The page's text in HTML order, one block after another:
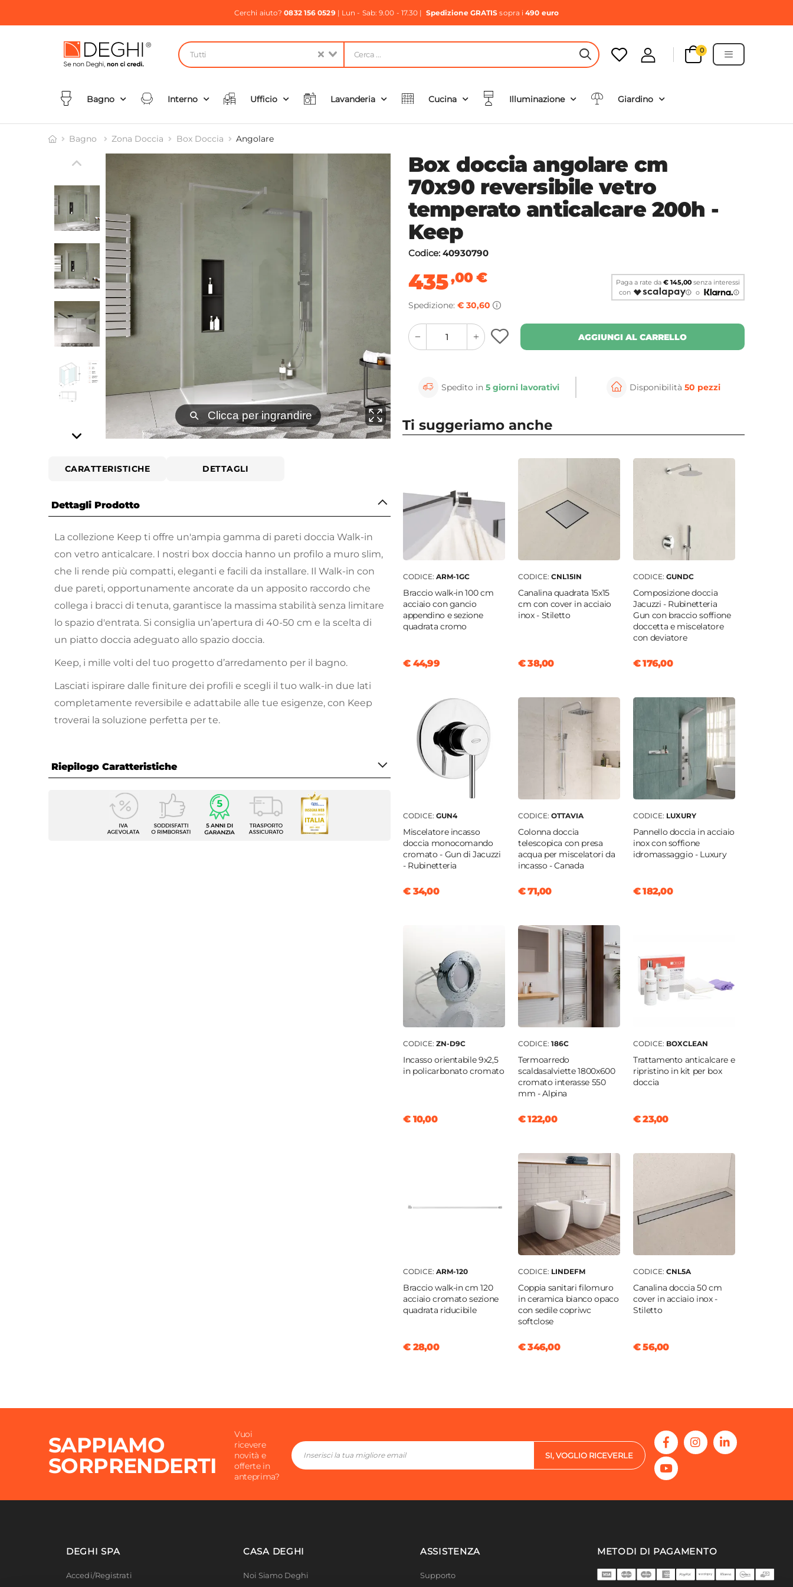
Cerchi aiuto?0832 156 0529| Lun - Sab: 9.00 - 17.30 | Spedizione GRATIS sopra i490 euro
Tutti HEADER SEARCH BUTTON
0
Bagno Interno Ufficio Lavanderia Cucina Illuminazione Giardino
Bagno Zona Doccia Box Doccia Angolare
⚲ Clicca per ingrandire ⚲
CARATTERISTICHE DETTAGLI
Dettagli Prodotto
La collezione Keep ti offre un'ampia gamma di pareti doccia Walk-in
con vetro anticalcare. I nostri box doccia hanno un profilo a muro slim,
che li rende più compatti, eleganti e facili da installare. Il Walk-in con
due pareti, opportunamente ancorate da un apposito raccordo che
collega i bracci di tenuta, garantisce la massima stabilità senza limitare
lo spazio d'entrata. Si consiglia un’apertura di 40-50 cm e la scelta di
un piatto doccia adeguato allo spazio doccia.
Keep, i mille volti del tuo progetto d’arredamento per il bagno.
Lasciati ispirare dalle finiture dei profili e scegli il tuo walk-in due lati
completamente reversibile e adattabile alle tue esigenze, con Keep
troverai la soluzione perfetta per te.
Riepilogo Caratteristiche
Caratteristiche
Keep
200 cm
Box doccia angolare cm
70x90 reversibile vetro
temperato anticalcare 200h -
Keep
Codice: 40930790
435,00€
Spedizione: € 30,60
Paga a rate da€ 145,00 senza interessi
con
o
quantity
button
quantity
minus
button
AGGIUNGI AL CARRELLO
Spedito in5 giorni lavorativi Disponibilità 50 pezzi
Ti suggeriamo anche
CODICE: ARM-1GC
Braccio walk-in 100 cm
acciaio con gancio
appendino e sezione
quadrata cromo
€ 44,99
CODICE: CNL15IN
Canalina quadrata 15x15
cm con cover in acciaio
inox - Stiletto
€ 38,00
CODICE: GUNDC
Composizione doccia
Jacuzzi - Rubinetteria
Gun con braccio soffione
doccetta e miscelatore
con deviatore
€ 176,00
CODICE: GUN4
Miscelatore incasso
doccia monocomando
cromato - Gun di Jacuzzi
- Rubinetteria
€ 34,00
CODICE: OTTAVIA
Colonna doccia
telescopica con presa
acqua per miscelatori da
incasso - Canada
€ 71,00
CODICE: LUXURY
Pannello doccia in acciaio
inox con soffione
idromassaggio - Luxury
€ 182,00
CODICE: ZN-D9C
Incasso orientabile 9x2,5
in policarbonato cromato
€ 10,00
CODICE: 186C
Termoarredo
scaldasalviette 1800x600
cromato interasse 550
mm - Alpina
€ 122,00
CODICE: BOXCLEAN
Trattamento anticalcare e
ripristino in kit per box
doccia
€ 23,00
CODICE: ARM-120
Braccio walk-in cm 120
acciaio cromato sezione
quadrata riducibile
€ 28,00
CODICE: LINDEFM
Coppia sanitari filomuro
in ceramica bianco opaco
con sedile copriwc
softclose
€ 346,00
CODICE: CNL5A
Canalina doccia 50 cm
cover in acciaio inox -
Stiletto
€ 56,00
SAPPIAMO
SORPRENDERTI
Vuoi
ricevere
novità e
offerte in
anteprima?
SI, VOGLIO RICEVERLE
DEGHI SPA
Accedi/Registrati
CASA DEGHI
Noi Siamo Deghi
ASSISTENZA
Supporto
METODI DI PAGAMENTO